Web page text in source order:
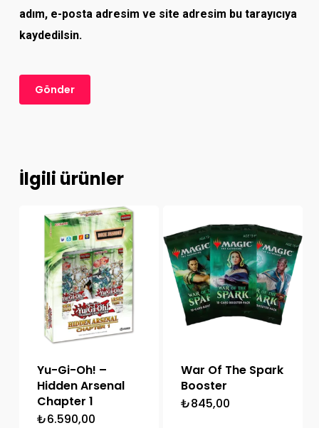
adım, e-posta adresim ve site adresim bu tarayıcıya
kaydedilsin.
İlgili ürünler
Yu-Gi-Oh! –
Hidden Arsenal
Chapter 1
₺6.590,00
War Of The Spark
Booster
₺845,00